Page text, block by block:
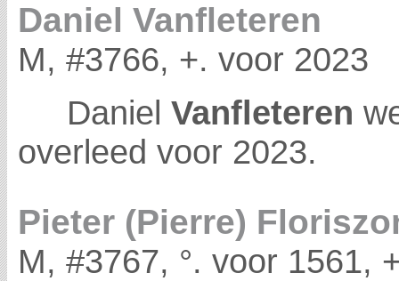
Daniel Vanfleteren
M, #3766, +. voor 2023
Daniel Vanfleteren
overleed voor 2023.
Pieter (Pierre)
M, #3767, °. voor 1561,